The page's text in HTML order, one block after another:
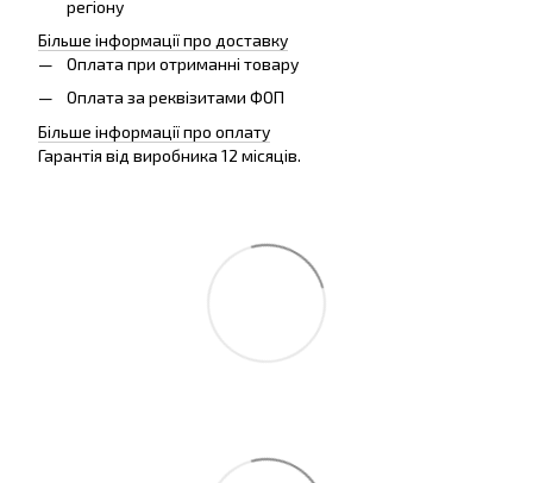
регіону
Більше інформації про доставку
Оплата при отриманні товару
Оплата за реквізитами ФОП
Більше інформації про оплату
Гарантія від виробника 12 місяців.